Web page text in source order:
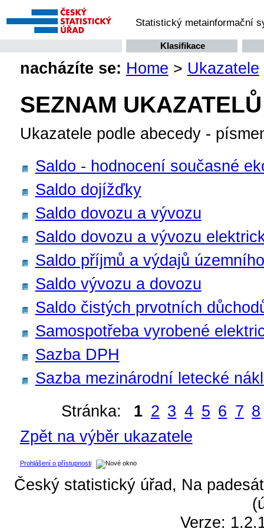
Statistický metainformační
Klasifikace
nacházíte se: Home > Ukazatele
SEZNAM UKAZATELŮ
Ukazatele podle abecedy -
Saldo - hodnocení současné
Saldo dojížďky
Saldo dovozu a vývozu
Saldo dovozu a vývozu
Saldo příjmů a výdajů
Saldo vývozu a dovozu
Saldo čistých prvotních
Samospotřeba vyrobené
Sazba DPH
Sazba mezinárodní letecké
Stránka:
1 2 3 4 5 6 7 8
Zpět na výběr ukazatele
Prohlášení o přístupnosti
Český statistický úřad, Na
Verze: